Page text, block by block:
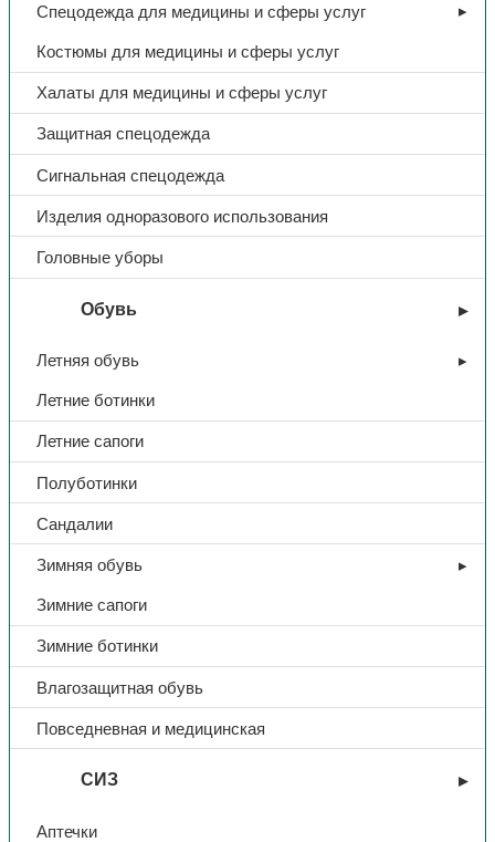
Спецодежда для медицины и сферы услуг
Костюмы для медицины и сферы услуг
Халаты для медицины и сферы услуг
Защитная спецодежда
Сигнальная спецодежда
Изделия одноразового использования
Головные уборы
Обувь
Летняя обувь
Летние ботинки
Летние сапоги
Полуботинки
Сандалии
Зимняя обувь
Зимние сапоги
Зимние ботинки
Влагозащитная обувь
Повседневная и медицинская
СИЗ
Аптечки